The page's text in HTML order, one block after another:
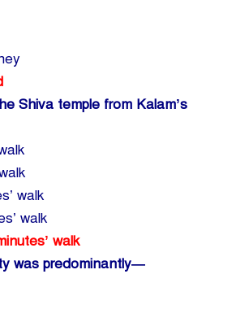
Shiva temple from Kalam’s
walk
walk
walk
was predominantly—